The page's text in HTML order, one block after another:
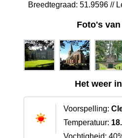
Breedtegraad: 51.9596 //
Foto's van
Het weer
Voorspelling:
Temperatuur: